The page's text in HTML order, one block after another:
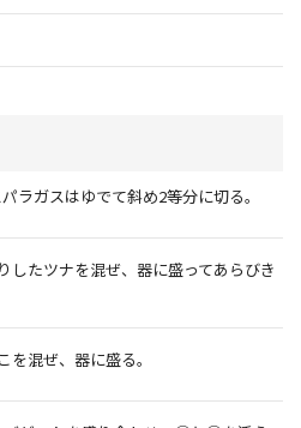
ラガスはゆでて斜め2等分に切る。
したツナを混ぜ、器に盛ってあらびき
を混ぜ、器に盛る。